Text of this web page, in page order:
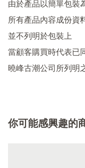
由於產品以簡單包裝
所有產品內容成份資
並不列明於包裝上
當顧客購買時代表已
你可能感興趣的